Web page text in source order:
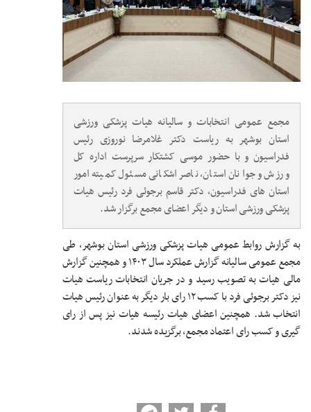
مجمع عمومی انتخابات و سالیانه هیات پزشکی ورزشی
استان بوشهر به ریاست دکتر غلامرضا نوروزی رئیس
فدراسیون و با حضور موسی کشتکار سرپرست اداره کل
ورزش و جوانان استان، ناصر اشکانی مسئول کمیته امور
استان های فدراسیون، دکتر قاسم برجوئی فرد رئیس هیات
پزشکی ورزشی استان و دیگر اعضای مجمع برگزار شد.
به گزارش روابط عمومی هیات پزشکی ورزشی استان بوشهر، طی
مجمع عمومی سالیانه گزارش عملکرد سال ۱۴۰۳ و همچنین گزارش
مالی هیات به تصویب رسید و در جریان انتخابات ریاست هیات
نیز دکتر برجوئی فرد با کسب ۱۲ رای بار دیگر به عنوان رئیس هیات
انتخاب شد. همچنین اعضای هیات رئیسه هیات نیز پس از رای
گیری و کسب رای اعتماد مجمع، برگزیده شدند.